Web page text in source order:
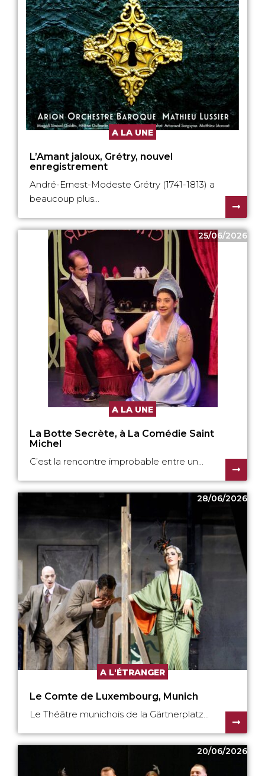
A LA UNE
L’Amant jaloux, Grétry, nouvel
enregistrement
André-Ernest-Modeste Grétry (1741-1813) a
beaucoup plus...
25/06/2026
A LA UNE
La Botte Secrète, à La Comédie Saint
Michel
C’est la rencontre improbable entre un...
28/06/2026
A L'ÉTRANGER
Le Comte de Luxembourg, Munich
Le Théâtre munichois de la Gärtnerplatz...
20/06/2026